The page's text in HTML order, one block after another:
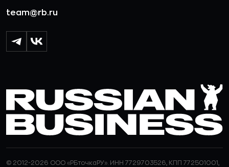
team@rb.ru
© 2012-2026 ООО «РБточкаРУ». ИНН 7729703526, КПП 772501001,